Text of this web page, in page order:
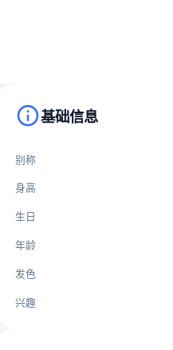
基础信息
别称
身高
生日
年龄
发色
兴趣